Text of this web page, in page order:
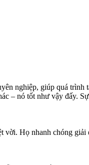
nghiệp, giúp quá trình
– nó tốt như vậy đấy.
Họ nhanh chóng giải